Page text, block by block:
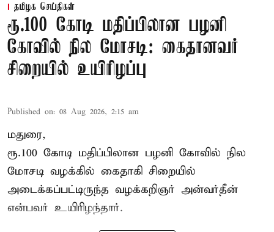
தமிழக செய்திகள்
ரூ.100 கோடி மதிப்பிலான பழனி
கோவில் நில மோசடி: கைதானவர்
சிறையில் உயிரிழப்பு
Published on: 08 Aug 2026, 2:15 am
மதுரை,
ரூ.100 கோடி மதிப்பிலான பழனி கோவில் நில
மோசடி வழக்கில் கைதாகி சிறையில்
அடைக்கப்பட்டிருந்த வழக்கறிஞர் அன்வர்தீன்
என்பவர் உயிரிழந்தார்.